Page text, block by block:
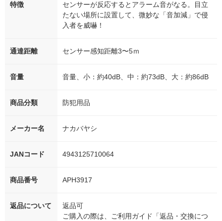
特徴
センサーが反応するとアラーム音がなる。目立
たない場所に設置して、微妙な「音加減」で侵
入者を威嚇！
通達距離 センサー感知距離3〜5ｍ
音量 音量、小：約40dB、中：約73dB、大：約86dB
商品分類 防犯用品
メーカー名 ナカバヤシ
JANコード 4943125710064
商品番号 APH3917
返品について
返品可
ご購入の際は、ご利用ガイド「返品・交換につ